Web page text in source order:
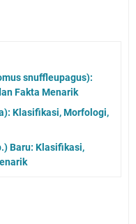
snuffleupagus):
Fakta Menarik
Klasifikasi, Morfologi,
Baru: Klasifikasi,